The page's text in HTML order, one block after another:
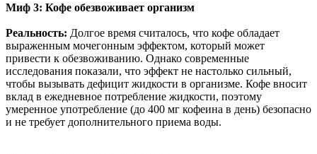
Миф 3: Кофе обезвоживает организм
Реальность: Долгое время считалось, что кофе обладает
выраженным мочегонным эффектом, который может
привести к обезвоживанию. Однако современные
исследования показали, что эффект не настолько сильный,
чтобы вызывать дефицит жидкости в организме. Кофе вносит
вклад в ежедневное потребление жидкости, поэтому
умеренное употребление (до 400 мг кофеина в день) безопасно
и не требует дополнительного приема воды.